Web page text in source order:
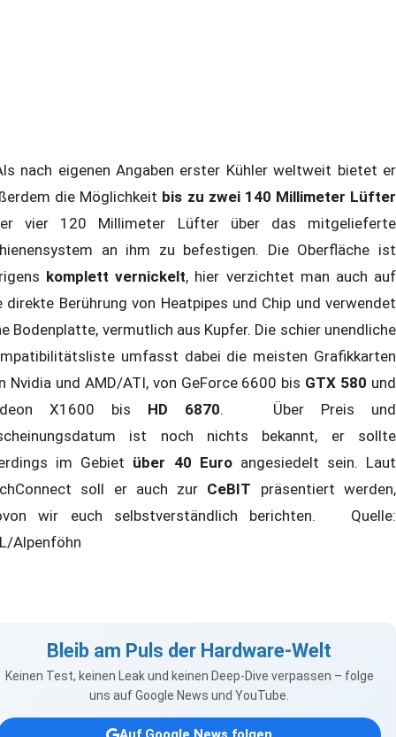
nach eigenen Angaben erster Kühler weltweit bietet er
die Möglichkeit bis zu zwei 140 Millimeter Lüfter
vier 120 Millimeter Lüfter über das mitgelieferte
an ihm zu befestigen. Die Oberfläche ist
komplett vernickelt, hier verzichtet man auch auf
direkte Berührung von Heatpipes und Chip und verwendet
Bodenplatte, vermutlich aus Kupfer. Die schier unendliche
umfasst dabei die meisten Grafikkarten
Nvidia und AMD/ATI, von GeForce 6600 bis GTX 580 und
X1600 bis HD 6870. Über Preis und
ist noch nichts bekannt, er sollte
im Gebiet über 40 Euroangesiedelt sein. Laut
soll er auch zur CeBIT präsentiert werden,
wir euch selbstverständlich berichten. Quelle:
Alpenföhn
Bleib am Puls der Hardware-Welt
Keinen Test, keinen Leak und keinen Deep-Dive verpassen – folge
uns auf Google News und YouTube.